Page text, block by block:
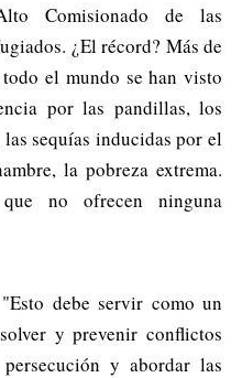
Comisionado de las
¿El récord? Más de
el mundo se han visto
por las pandillas, los
sequías inducidas por el
la pobreza extrema.
no ofrecen ninguna
debe servir como un
y prevenir conflictos
y abordar las